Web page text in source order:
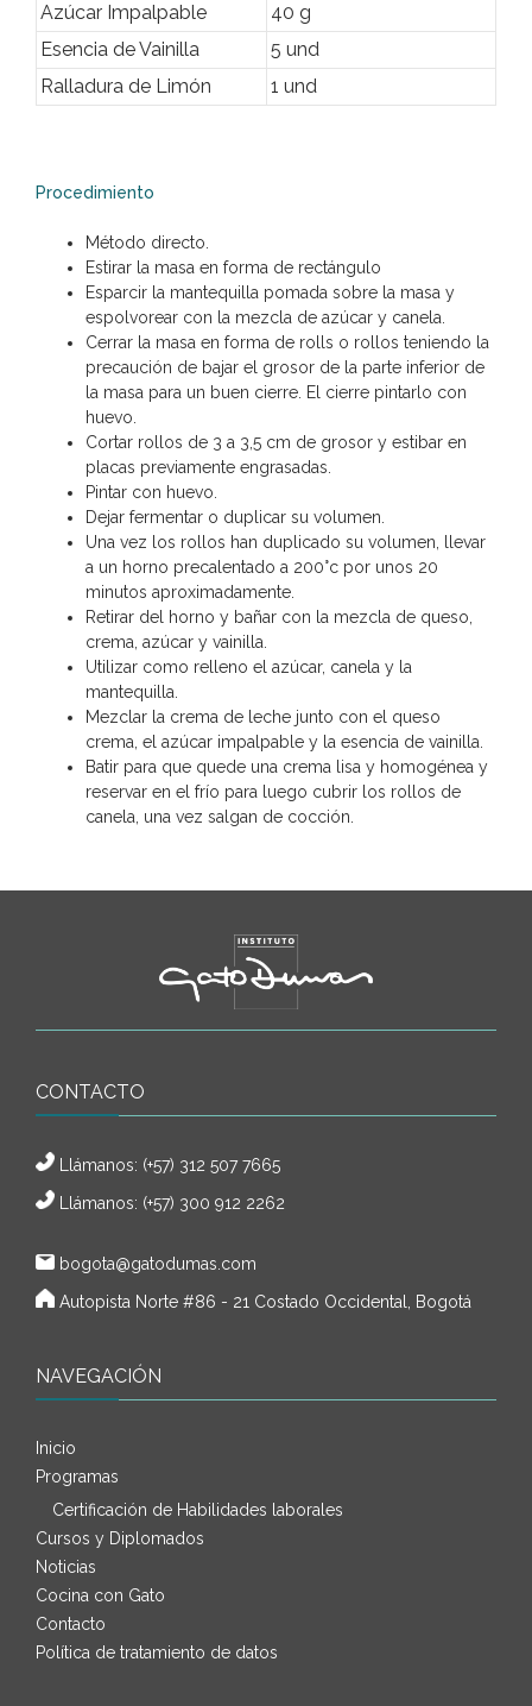
Azúcar Impalpable
40 g
Esencia de Vainilla
5 und
Ralladura de Limón
1 und
Procedimiento
Método directo.
Estirar la masa en forma de rectángulo
Esparcir la mantequilla pomada sobre la masa y
espolvorear con la mezcla de azúcar y canela.
Cerrar la masa en forma de rolls o rollos teniendo la
precaución de bajar el grosor de la parte inferior de
la masa para un buen cierre. El cierre pintarlo con
huevo.
Cortar rollos de 3 a 3,5 cm de grosor y estibar en
placas previamente engrasadas.
Pintar con huevo.
Dejar fermentar o duplicar su volumen.
Una vez los rollos han duplicado su volumen, llevar
a un horno precalentado a 200°c por unos 20
minutos aproximadamente.
Retirar del horno y bañar con la mezcla de queso,
crema, azúcar y vainilla.
Utilizar como relleno el azúcar, canela y la
mantequilla.
Mezclar la crema de leche junto con el queso
crema, el azúcar impalpable y la esencia de vainilla.
Batir para que quede una crema lisa y homogénea y
reservar en el frío para luego cubrir los rollos de
canela, una vez salgan de cocción.
CONTACTO
Llámanos: (+57) 312 507 7665
Llámanos: (+57) 300 912 2262
bogota@gatodumas.com
Autopista Norte #86 - 21 Costado Occidental, Bogotá
NAVEGACIÓN
Inicio
Programas
Certificación de Habilidades laborales
Cursos y Diplomados
Noticias
Cocina con Gato
Contacto
Política de tratamiento de datos